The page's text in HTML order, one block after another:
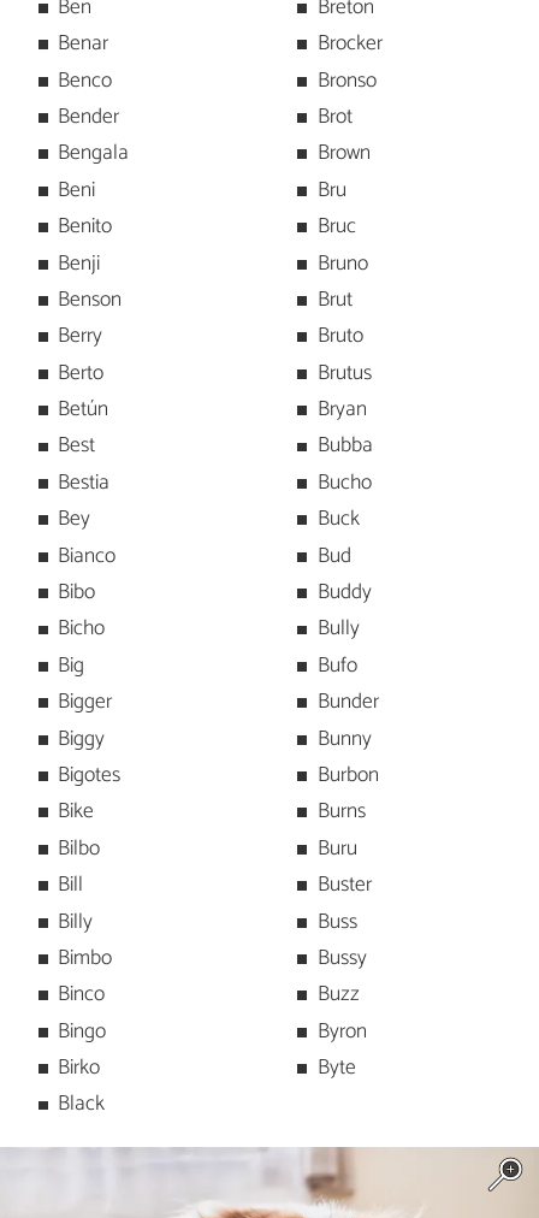
Ben
Benar
Benco
Bender
Bengala
Beni
Benito
Benji
Benson
Berry
Berto
Betún
Best
Bestia
Bey
Bianco
Bibo
Bicho
Big
Bigger
Biggy
Bigotes
Bike
Bilbo
Bill
Billy
Bimbo
Binco
Bingo
Birko
Black
Breton
Brocker
Bronso
Brot
Brown
Bru
Bruc
Bruno
Brut
Bruto
Brutus
Bryan
Bubba
Bucho
Buck
Bud
Buddy
Bully
Bufo
Bunder
Bunny
Burbon
Burns
Buru
Buster
Buss
Bussy
Buzz
Byron
Byte